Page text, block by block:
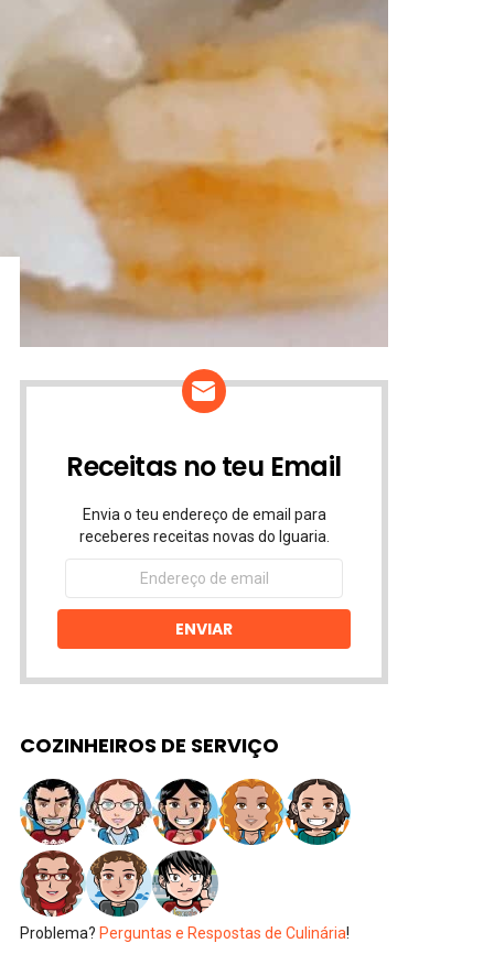
Receitas no teu Email
Envia o teu endereço de email para
receberes receitas novas do Iguaria.
Endereço
email
ENVIAR
COZINHEIROS DE SERVIÇO
Problema? Perguntas e Respostas de Culinária!